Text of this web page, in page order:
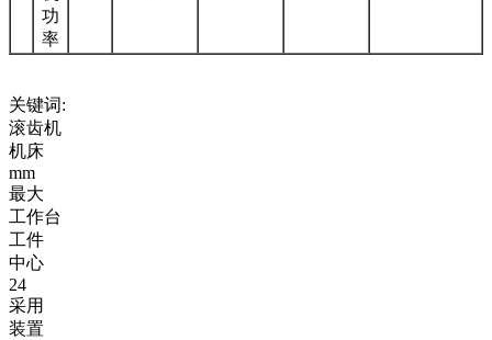
功
率
关键词:
滚齿机
机床
mm
最大
工作台
工件
中心
24
采用
装置